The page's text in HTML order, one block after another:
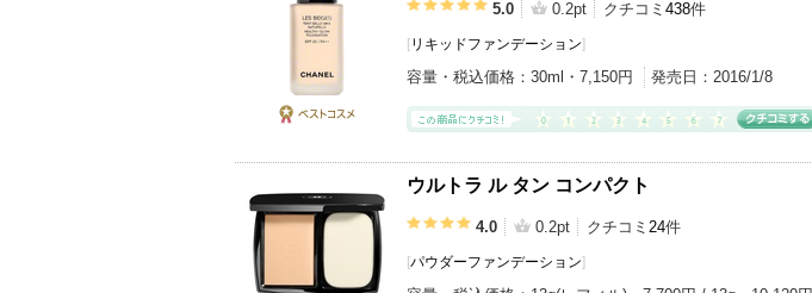
5.0 0.2pt クチコミ 438件
[リキッドファンデーション]
容量・税込価格： 30ml・7,150円 発売日： 2016/1/8
ウルトラ ル タン コンパクト
4.0 0.2pt クチコミ 24件
[パウダーファンデーション]